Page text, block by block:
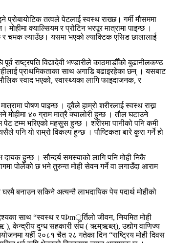
प्रोबायोटिक तत्वले पेटलाई स्वस्थ राख्छ। गर्मी मौसममा
क्याल्सियम र प्रोटिन भरपूर मात्रामा पाइन्छ ।
र चमक ल्याउँछ। यसमा भएको ल्याक्टिक एसिड छालालाई
राष्ट्रपति विद्यादेवी भण्डारीले काठमाडौँको बुढानीलकण्ठ
प्राथमिकताका साथ अगाडि बढाइरहेका छन् । यसबाट
स्वाद भएको, स्वास्थ्यका लागि फाइदाजनक, र
पोषण पाइन्छ । दुवैले हाम्रो शरीरलाई स्वस्थ राख्न
मोहीमा ४० ग्राम मात्रै क्यालोरी हुन्छ । तौल घटाउने
पेट टम्म भरिएको महसुस हुन्छ । शरीरमा पानीको पनि कमी
पनि यो राम्रो विकल्प हुन्छ । पौष्टिकता बारे कुरा गर्ने हो
हुन्छ । सौन्दर्य समस्याको लागि पनि मोही निकै
पोलेको छ भने तुरुन्त मोही सेवन गर्ने वा लगाउँदा आराम
बनाउन सकिने अत्यन्तै लाभदायिक पेय पदार्थ मोहीको
साथ “स्वस्थ र पÞmुर्तिलो जीवन, नियमित मोही
), केन्द्रीय दुग्ध सहकारी संघ ( ऋम्ऋब्ल्), उद्योग वाणिज्य
यहीं २०८१ चैत २८ गतेका दिन “राष्ट्रिय मोही दिवस